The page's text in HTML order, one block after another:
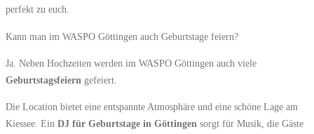
perfekt zu euch.
Kann man im WASPO Göttingen auch Geburtstage feiern?
Ja. Neben Hochzeiten werden im WASPO Göttingen auch viele
Geburtstagsfeiern gefeiert.
Die Location bietet eine entspannte Atmosphäre und eine schöne Lage am
Kiessee. Ein DJ für Geburtstage in Göttingen sorgt für Musik, die Gäste